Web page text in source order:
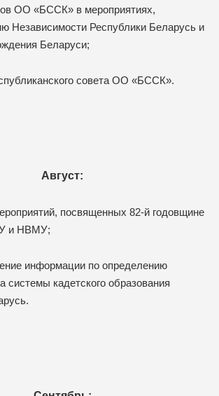
ОО «БССК» в мероприятиях,
Независимости Республики Беларусь и
Беларуси;
совета ОО «БССК».
Август:
посвященных 82-й годовщине
и НВМУ;
информации по определению
системы кадетского образования